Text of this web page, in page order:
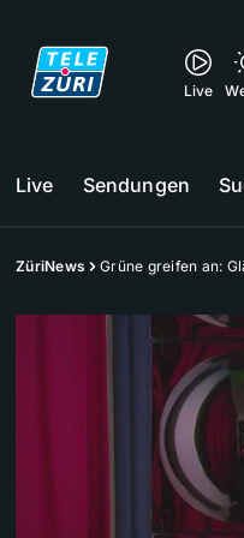
Live
Live Sendungen
ZüriNews Grüne greifen an: